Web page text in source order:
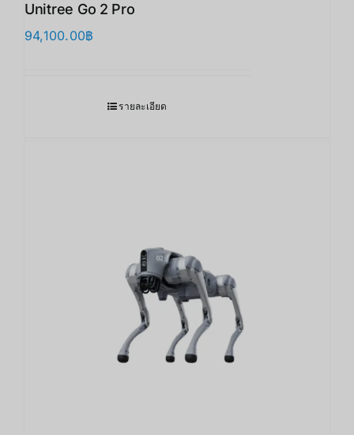
Unitree Go 2 Pro
94,100.00฿
รายละเอียด